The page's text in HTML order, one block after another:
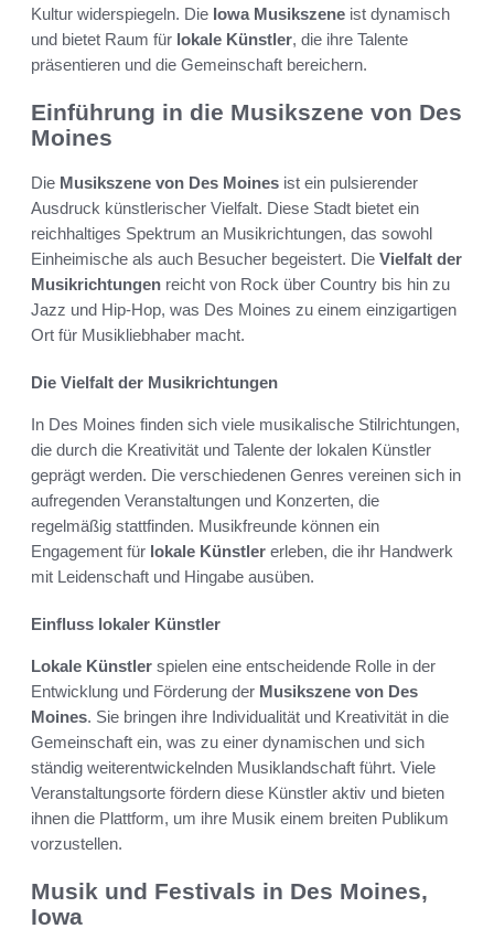
Kultur widerspiegeln. Die Iowa Musikszene ist dynamisch
und bietet Raum für lokale Künstler, die ihre Talente
präsentieren und die Gemeinschaft bereichern.
Einführung in die Musikszene von Des
Moines
Die Musikszene von Des Moines ist ein pulsierender
Ausdruck künstlerischer Vielfalt. Diese Stadt bietet ein
reichhaltiges Spektrum an Musikrichtungen, das sowohl
Einheimische als auch Besucher begeistert. Die Vielfalt der
Musikrichtungen reicht von Rock über Country bis hin zu
Jazz und Hip-Hop, was Des Moines zu einem einzigartigen
Ort für Musikliebhaber macht.
Die Vielfalt der Musikrichtungen
In Des Moines finden sich viele musikalische Stilrichtungen,
die durch die Kreativität und Talente der lokalen Künstler
geprägt werden. Die verschiedenen Genres vereinen sich in
aufregenden Veranstaltungen und Konzerten, die
regelmäßig stattfinden. Musikfreunde können ein
Engagement für lokale Künstler erleben, die ihr Handwerk
mit Leidenschaft und Hingabe ausüben.
Einfluss lokaler Künstler
Lokale Künstler spielen eine entscheidende Rolle in der
Entwicklung und Förderung der Musikszene von Des
Moines. Sie bringen ihre Individualität und Kreativität in die
Gemeinschaft ein, was zu einer dynamischen und sich
ständig weiterentwickelnden Musiklandschaft führt. Viele
Veranstaltungsorte fördern diese Künstler aktiv und bieten
ihnen die Plattform, um ihre Musik einem breiten Publikum
vorzustellen.
Musik und Festivals in Des Moines,
Iowa